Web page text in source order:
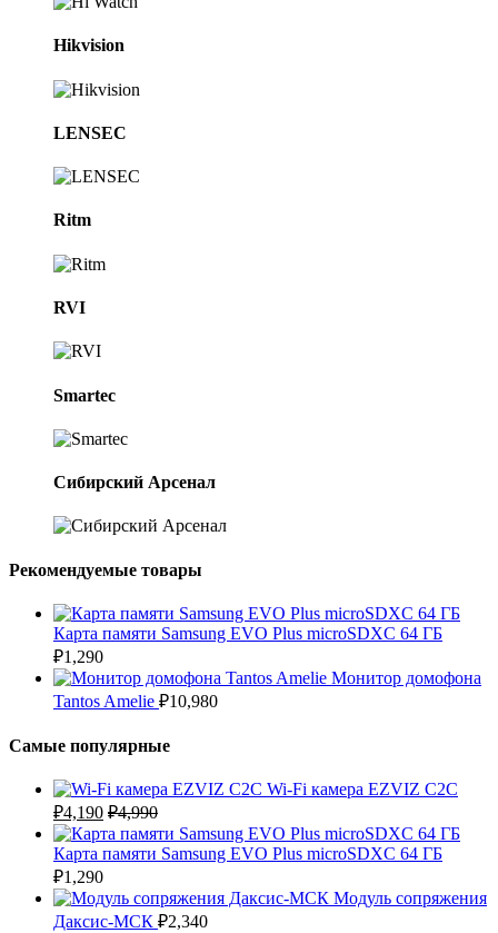
Hikvision
LENSEC
Ritm
RVI
Smartec
Сибирский Арсенал
Рекомендуемые товары
Карта памяти Samsung EVO Plus microSDXC 64 ГБ
₽1,290
Монитор домофона
Tantos Amelie ₽10,980
Самые популярные
Wi-Fi камера EZVIZ C2C
₽4,190 ₽4,990
Карта памяти Samsung EVO Plus microSDXC 64 ГБ
₽1,290
Модуль сопряжения
Даксис-МСК ₽2,340